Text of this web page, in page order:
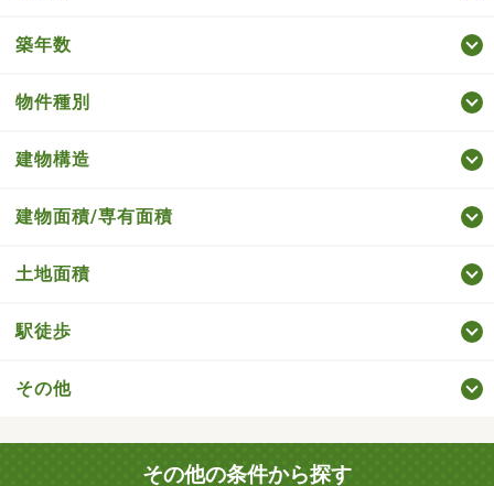
築年数
物件種別
建物構造
建物面積/専有面積
土地面積
駅徒歩
その他
その他の条件から探す